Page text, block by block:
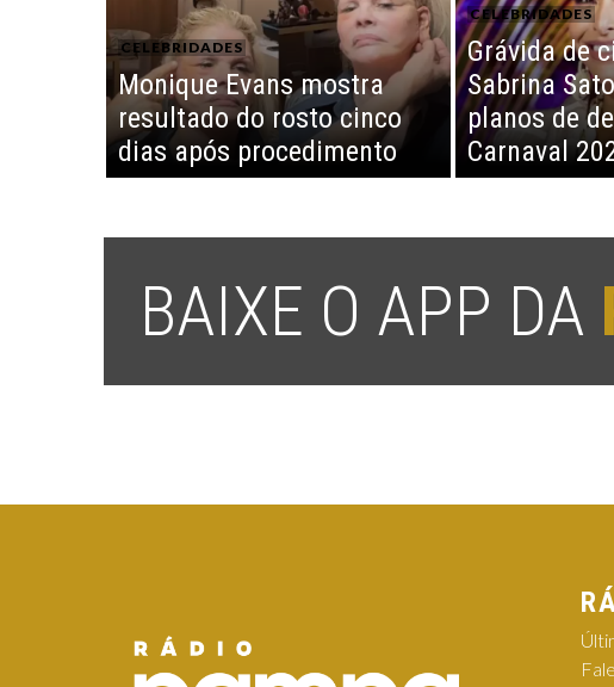
CELEBRIDADES
Monique Evans mostra
resultado do rosto cinco
dias após procedimento
CELEBRIDADES
Grávida de
Sabrina
planos de
Carnaval
BAIXE O APP DA